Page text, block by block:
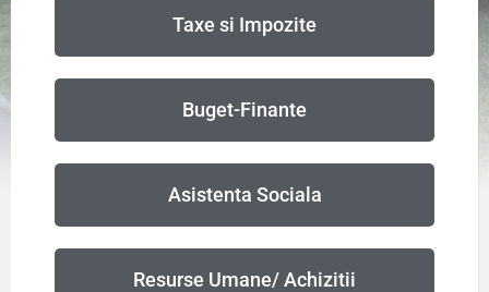
Taxe si Impozite
Buget-Finante
Asistenta Sociala
Resurse Umane/ Achizitii